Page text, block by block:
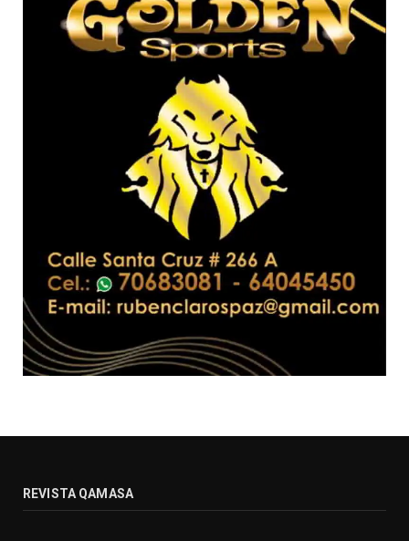
REVISTA QAMASA